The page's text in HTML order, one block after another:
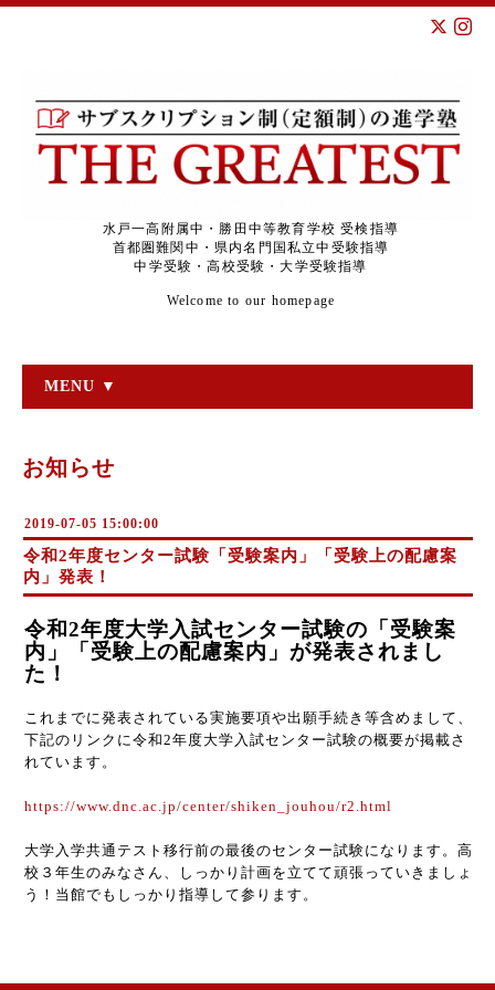
水戸一高附属中・勝田中等教育学校 受検指導
首都圏難関中・県内名門国私立中受験指導
中学受験・高校受験・大学受験指導
Welcome to our homepage
MENU ▼
お知らせ
2019-07-05 15:00:00
令和2年度センター試験「受験案内」「受験上の配慮案
内」発表！
令和2年度大学入試センター試験の「受験案
内」「受験上の配慮案内」が発表されまし
た！
これまでに発表されている実施要項や出願手続き等含めまして、
下記のリンクに令和2年度大学入試センター試験の概要が掲載さ
れています。
https://www.dnc.ac.jp/center/shiken_jouhou/r2.html
大学入学共通テスト移行前の最後のセンター試験になります。高
校３年生のみなさん、しっかり計画を立てて頑張っていきましょ
う！当館でもしっかり指導して参ります。